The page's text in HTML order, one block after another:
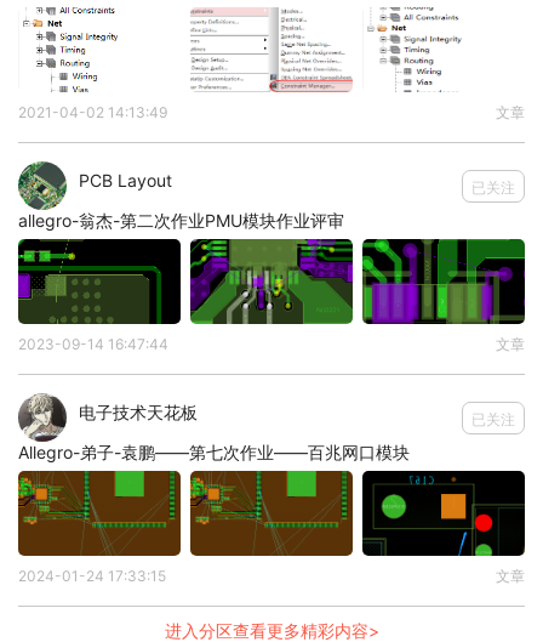
6.注意天线部分挖空需要再优化一下
2021-04-02 14:13:49 文章
PCB Layout 已关注
allegro-翁杰-第二次作业PMU模块作业评审
2023-09-14 16:47:44 文章
电子技术天花板 已关注
Allegro-弟子-袁鹏——第七次作业——百兆网口模块
2024-01-24 17:33:15 文章
进入分区查看更多精彩内容>